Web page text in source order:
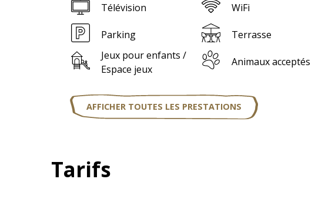
Télévision WiFi
Parking Terrasse
Jeux pour enfants /
Espace jeux
Animaux acceptés
AFFICHER TOUTES LES PRESTATIONS
Tarifs